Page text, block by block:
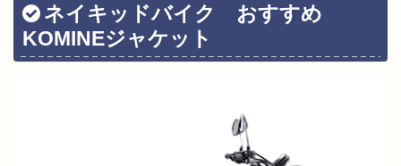
ネイキッドバイク おすすめ
KOMINEジャケット
バイク初心者